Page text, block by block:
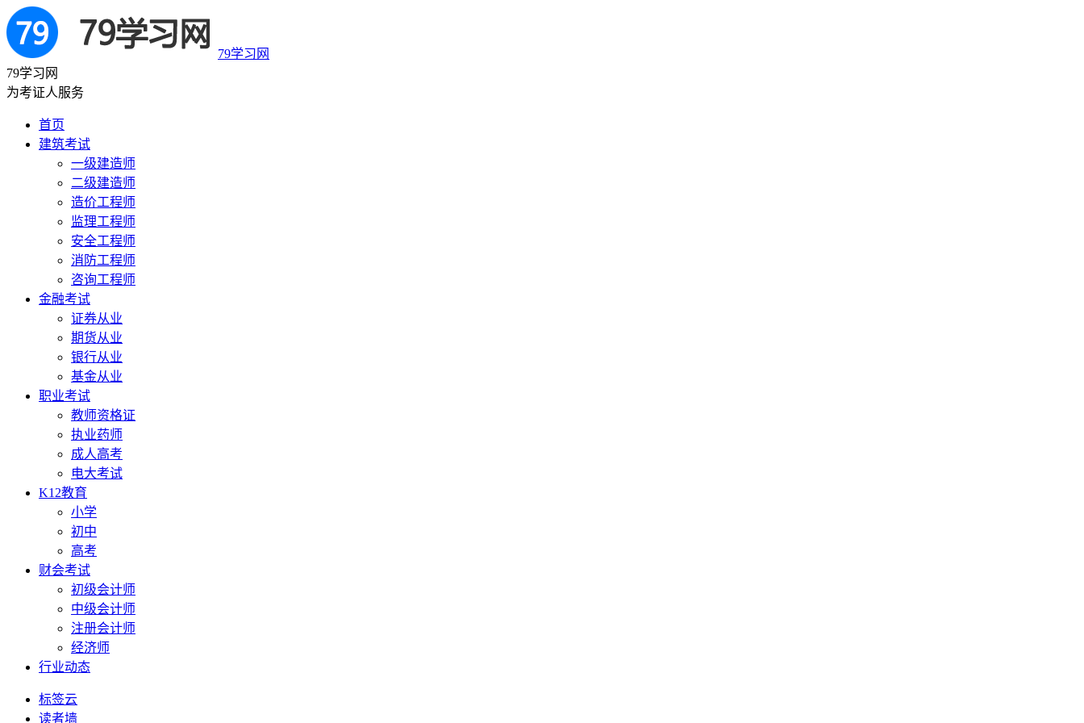
79学习网
79学习网
为考证人服务
首页
建筑考试
一级建造师
二级建造师
造价工程师
监理工程师
安全工程师
消防工程师
咨询工程师
金融考试
证券从业
期货从业
银行从业
基金从业
职业考试
教师资格证
执业药师
成人高考
电大考试
K12教育
小学
初中
高考
财会考试
初级会计师
中级会计师
注册会计师
经济师
行业动态
标签云
读者墙